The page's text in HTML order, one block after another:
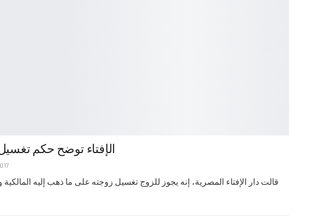
الإفتاء توضح حكم
قالت دار الإفتاء المصرية، إنه يجوز للزوج تغسيل زوجته على ما ذهب إليه المالكية